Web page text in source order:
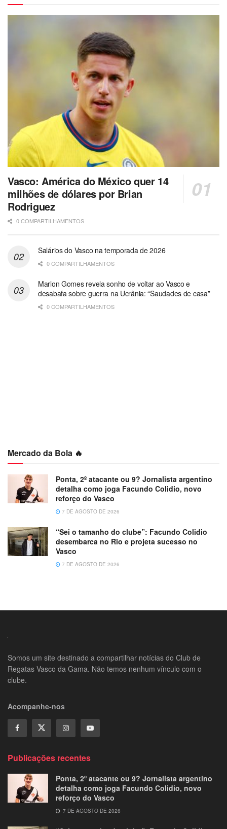
Vasco: América do México quer 14
milhões de dólares por Brian
Rodriguez
0 COMPARTILHAMENTOS
Salários do Vasco na temporada de 2026
0 COMPARTILHAMENTOS
Marlon Gomes revela sonho de voltar ao Vasco e
desabafa sobre guerra na Ucrânia: “Saudades de casa”
0 COMPARTILHAMENTOS
Mercado da Bola 🔥
Ponta, 2º atacante ou 9? Jornalista argentino
detalha como joga Facundo Colidio, novo
reforço do Vasco
7 DE AGOSTO DE 2026
“Sei o tamanho do clube”: Facundo Colidio
desembarca no Rio e projeta sucesso no
Vasco
7 DE AGOSTO DE 2026
Somos um site destinado a compartilhar notícias do Club de
Regatas Vasco da Gama. Não temos nenhum vínculo com o
clube.
Acompanhe-nos
Publicações recentes
Ponta, 2º atacante ou 9? Jornalista argentino
detalha como joga Facundo Colidio, novo
reforço do Vasco
7 DE AGOSTO DE 2026